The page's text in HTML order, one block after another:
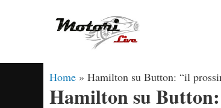
Home » Hamilton su Button: “il
Hamilton su